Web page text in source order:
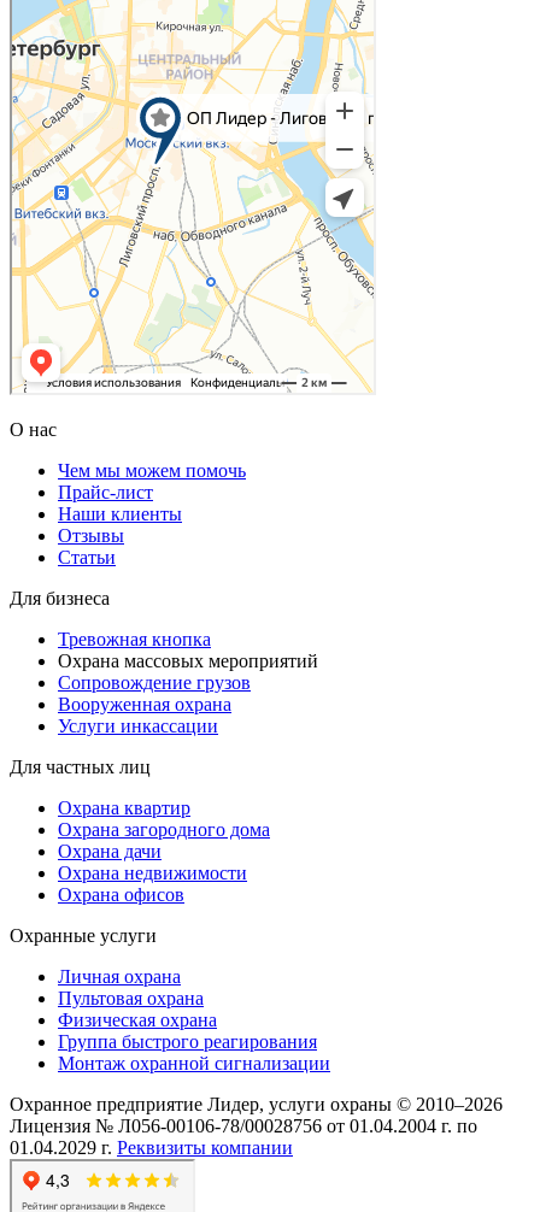
О нас
Чем мы можем помочь
Прайс-лист
Наши клиенты
Отзывы
Статьи
Для бизнеса
Тревожная кнопка
Охрана массовых мероприятий
Сопровождение грузов
Вооруженная охрана
Услуги инкассации
Для частных лиц
Охрана квартир
Охрана загородного дома
Охрана дачи
Охрана недвижимости
Охрана офисов
Охранные услуги
Личная охрана
Пультовая охрана
Физическая охрана
Группа быстрого реагирования
Монтаж охранной сигнализации
Охранное предприятие Лидер, услуги охраны © 2010–2026
Лицензия № Л056-00106-78/00028756 от 01.04.2004 г. по
01.04.2029 г. Реквизиты компании